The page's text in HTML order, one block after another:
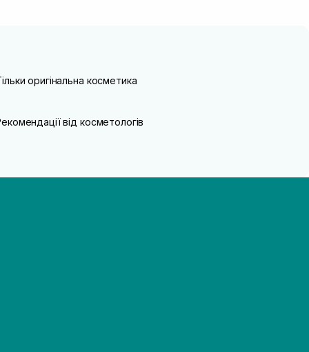
оригінальна косметика
від косметологів